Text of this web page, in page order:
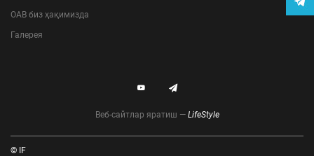
ОАВ биз ҳақимизда
Галерея
Веб-сайтлар яратиш — LifeStyle
© IF